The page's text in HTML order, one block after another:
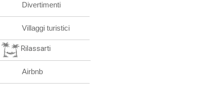
Divertimenti
Villaggi turistici
Rilassarti
Airbnb